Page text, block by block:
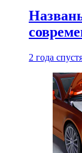
2 года